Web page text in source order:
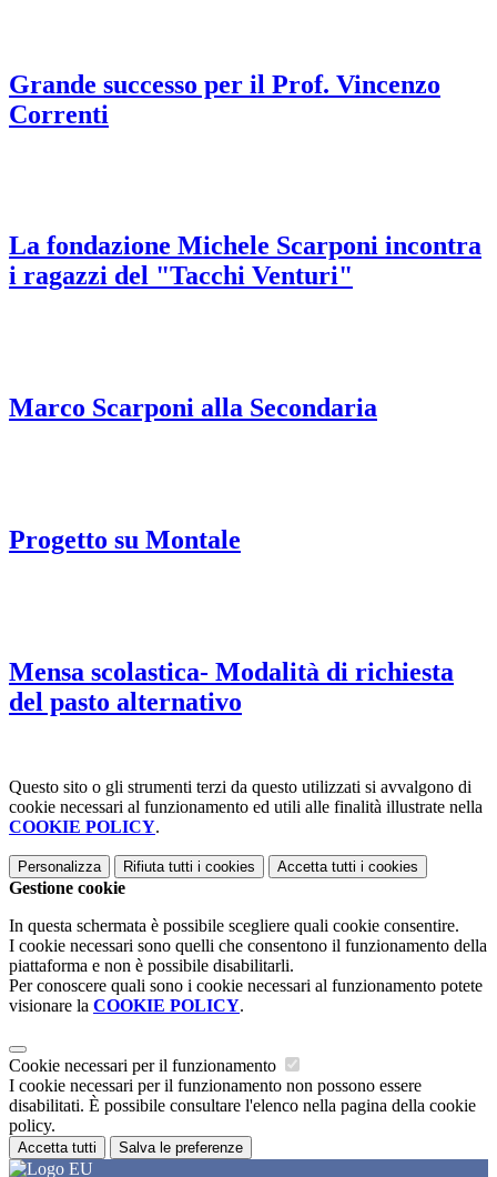
Grande successo per il Prof. Vincenzo
Correnti
La fondazione Michele Scarponi incontra
i ragazzi del "Tacchi Venturi"
Marco Scarponi alla Secondaria
Progetto su Montale
Mensa scolastica- Modalità di richiesta
del pasto alternativo
Questo sito o gli strumenti terzi da questo utilizzati si avvalgono di
cookie necessari al funzionamento ed utili alle finalità illustrate nella
COOKIE POLICY.
Personalizza Rifiuta tutti i cookies Accetta tutti i cookies
Gestione cookie
In questa schermata è possibile scegliere quali cookie consentire.
I cookie necessari sono quelli che consentono il funzionamento della
piattaforma e non è possibile disabilitarli.
Per conoscere quali sono i cookie necessari al funzionamento potete
visionare la COOKIE POLICY.
Cookie necessari per il funzionamento
I cookie necessari per il funzionamento non possono essere
disabilitati. È possibile consultare l'elenco nella pagina della cookie
policy.
Accetta tutti Salva le preferenze